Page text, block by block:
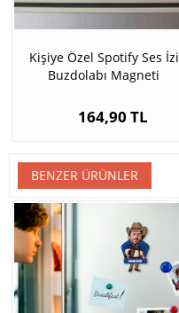
Kişiye Özel Spotify Ses İzi
Buzdolabı Magneti
164,90 TL
BENZER ÜRÜNLER